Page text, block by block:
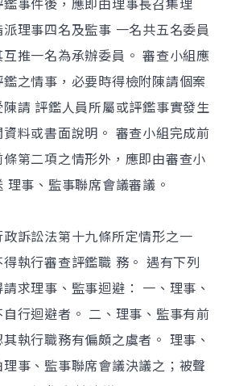
理事四名及監事 一名共五名委員
推一名為承辦委員。 審查小組應
之情事，必要時得檢附陳請個案
請 評鑑人員所屬或評鑑事實發生
料或書面說明。 審查小組完成前
第二項之情形外，應即由審查小
事、監事聯席會議審議。
訴訟法第十九條所定情形之一
執行審查評鑑職 務。 遇有下列
求理事、監事迴避： 一、理事、
行迴避者。 二、理事、監事有前
執行職務有偏頗之虞者。 理事、
事、監事聯席會議決議之；被聲